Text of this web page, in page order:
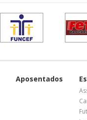
Aposentados